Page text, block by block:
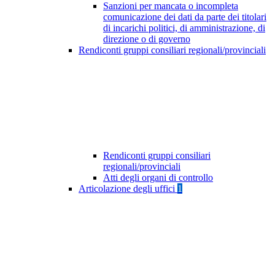
Sanzioni per mancata o incompleta
comunicazione dei dati da parte dei titolari
di incarichi politici, di amministrazione, di
direzione o di governo
Rendiconti gruppi consiliari regionali/provinciali
Rendiconti gruppi consiliari
regionali/provinciali
Atti degli organi di controllo
Articolazione degli uffici 1